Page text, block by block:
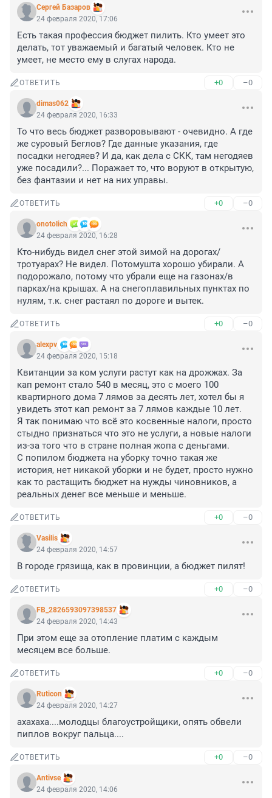
Сергей Базаров
24 февраля 2020, 17:06
Есть такая профессия бюджет пилить. Кто умеет это
делать, тот уважаемый и багатый человек. Кто не
умеет, не место ему в слугах народа.
ОТВЕТИТЬ +0 –0
dimas062
24 февраля 2020, 16:33
То что весь бюджет разворовывают - очевидно. А где
же суровый Беглов? Где данные указания, где
посадки негодяев? И да, как дела с СКК, там негодяев
уже посадили?... Поражает то, что воруют в открытую,
без фантазии и нет на них управы.
ОТВЕТИТЬ +0 –0
onotolich
24 февраля 2020, 16:28
Кто-нибудь видел снег этой зимой на дорогах/
тротуарах? Не видел. Потомушта хорошо убирали. А
подорожало, потому что убрали еще на газонах/в
парках/на крышах. А на снегоплавильных пунктах по
нулям, т.к. снег растаял по дороге и вытек.
ОТВЕТИТЬ +0 –0
alexpv
24 февраля 2020, 15:18
Квитанции за ком услуги растут как на дрожжах. За
кап ремонт стало 540 в месяц, это с моего 100
квартирного дома 7 лямов за десять лет, хотел бы я
увидеть этот кап ремонт за 7 лямов каждые 10 лет.
Я так понимаю что всё это косвенные налоги, просто
стыдно признаться что это не услуги, а новые налоги
из-за того что в стране полная жопа с деньгами.
С попилом бюджета на уборку точно такая же
история, нет никакой уборки и не будет, просто нужно
как то растащить бюджет на нужды чиновников, а
реальных денег все меньше и меньше.
ОТВЕТИТЬ +0 –0
Vasilis
24 февраля 2020, 14:57
В городе грязища, как в провинции, а бюджет пилят!
ОТВЕТИТЬ +0 –0
FB_2826593097398537
24 февраля 2020, 14:43
При этом еще за отопление платим с каждым
месяцем все больше.
ОТВЕТИТЬ +0 –0
Ruticon
24 февраля 2020, 14:27
ахахаха....молодцы благоустройщики, опять обвели
пиплов вокруг пальца....
ОТВЕТИТЬ +0 –0
Antivse
24 февраля 2020, 14:06